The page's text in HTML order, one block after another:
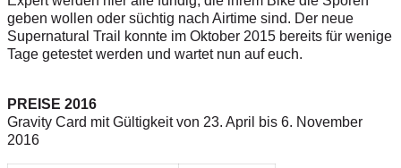
geben wollen oder süchtig nach Airtime sind. Der neue
Supernatural Trail konnte im Oktober 2015 bereits für wenige
Tage getestet werden und wartet nun auf euch.
PREISE 2016
Gravity Card mit Gültigkeit von 23. April bis 6. November
2016